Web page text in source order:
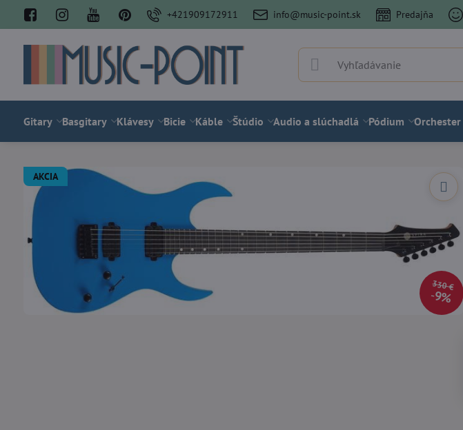
+421909172911 info@music-point.sk Predajňa
Gitary Basgitary Klávesy Bicie Káble Štúdio Audio a slúchadlá Pódium Orchester
AKCIA
330 €
9%